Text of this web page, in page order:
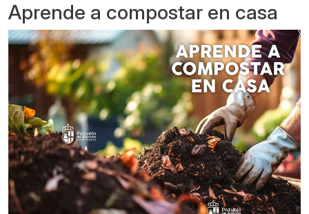
Aprende a compostar en casa